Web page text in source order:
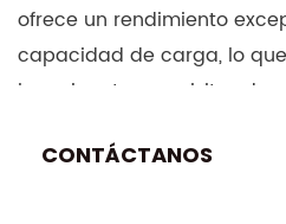
ofrece un rendimiento
capacidad de carga, lo
los exigentes requisitos de
computadora) proporciona
CONTÁCTANOS